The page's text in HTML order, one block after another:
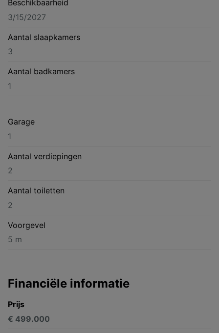
Beschikbaarheid
3/15/2027
Aantal slaapkamers
3
Aantal badkamers
1
Garage
1
Aantal verdiepingen
2
Aantal toiletten
2
Voorgevel
5 m
Financiële informatie
Prijs
€ 499.000